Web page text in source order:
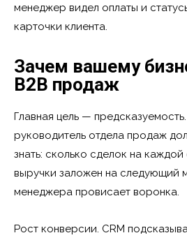
менеджер видел оплаты и
карточки клиента.
Зачем вашему
B2B продаж
Главная цель —
руководитель отдела продаж
знать: сколько сделок на
выручки заложен на следующий
менеджера провисает воронка.
Рост конверсии. CRM